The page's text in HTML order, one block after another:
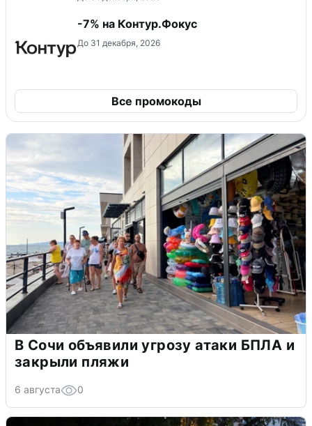
-7% на Контур.Фокус
До 31 декабря, 2026
Все промокоды
В Сочи объявили угрозу атаки БПЛА и
закрыли пляжи
6 августа 0